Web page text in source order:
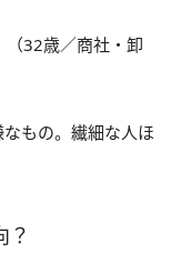
（32歳／商社・卸
もの。繊細な人ほ
？